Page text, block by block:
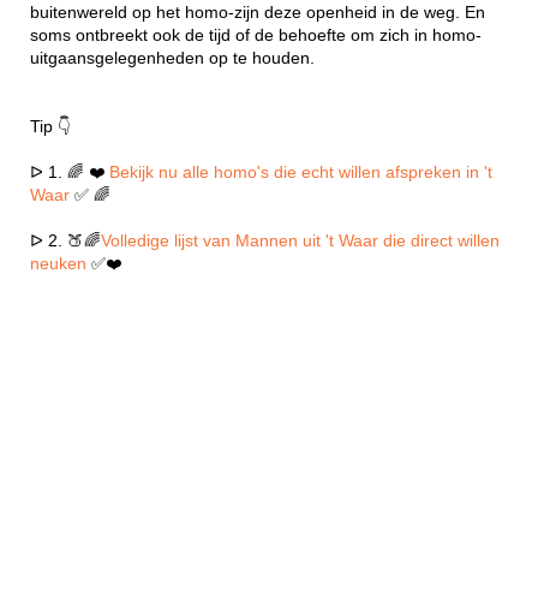
buitenwereld op het homo-zijn deze openheid in de weg. En
soms ontbreekt ook de tijd of de behoefte om zich in homo-
uitgaansgelegenheden op te houden.
Tip 👇
ᐅ 1. 🌈 ❤️ Bekijk nu alle homo's die echt willen afspreken in 't
Waar ✅ 🌈
ᐅ 2. 🍑🌈Volledige lijst van Mannen uit 't Waar die direct willen
neuken ✅❤️